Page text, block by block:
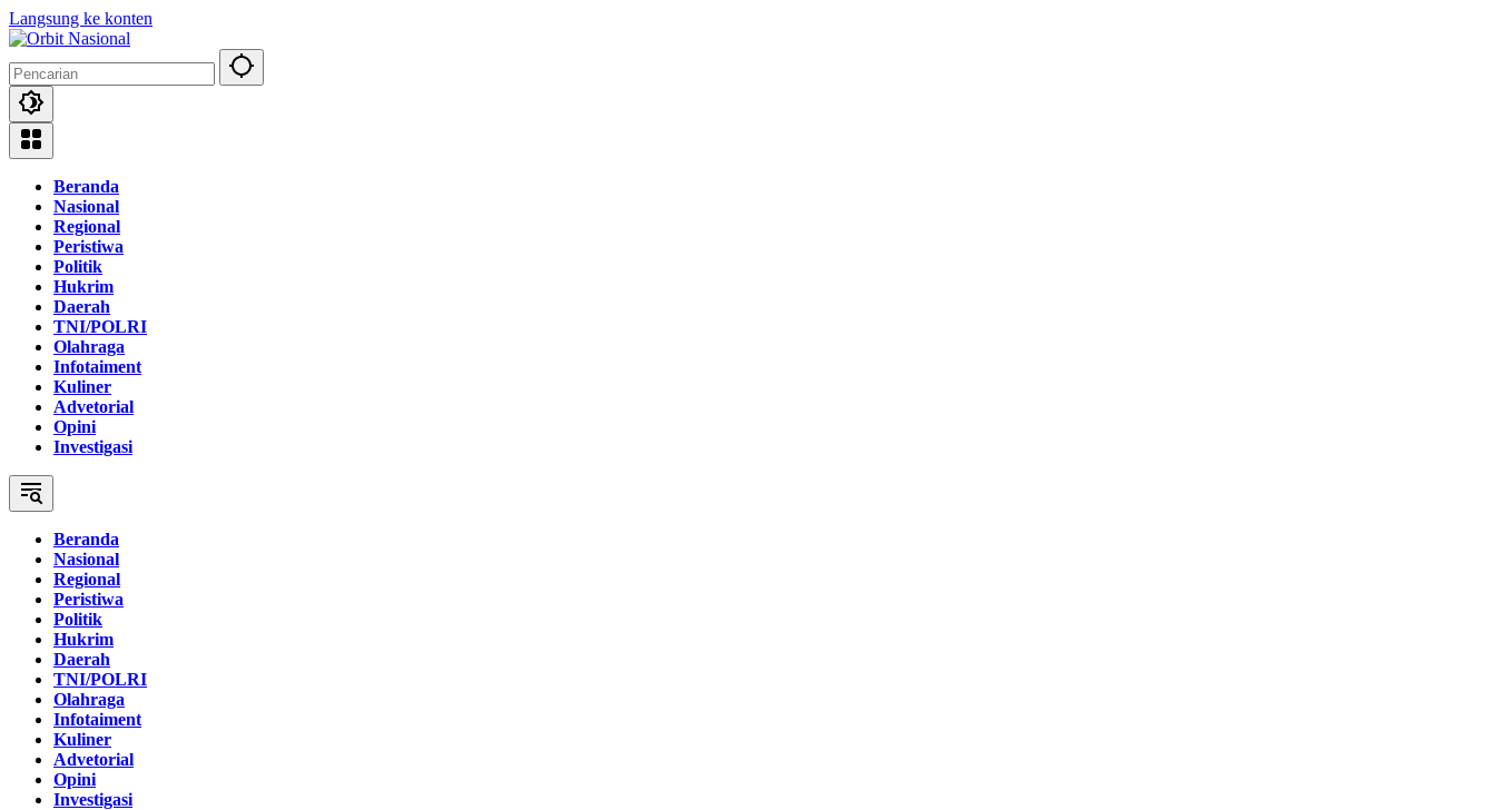
Langsung ke konten
Beranda
Nasional
Regional
Peristiwa
Politik
Hukrim
Daerah
TNI/POLRI
Olahraga
Infotaiment
Kuliner
Advetorial
Opini
Investigasi
Beranda
Nasional
Regional
Peristiwa
Politik
Hukrim
Daerah
TNI/POLRI
Olahraga
Infotaiment
Kuliner
Advetorial
Opini
Investigasi